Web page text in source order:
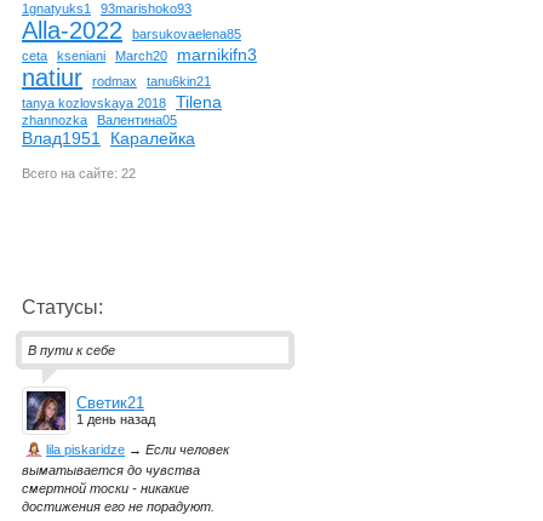
1gnatyuks1 93marishoko93
Alla-2022
barsukovaelena85
ceta
kseniani March20 marnikifn3
natiur rodmax
tanu6kin21
tanya kozlovskaya 2018
Tilena
zhannozka Валентина05
Влад1951 Каралейка
Всего на сайте: 22
Статусы:
В пути к себе
Светик21
1 день назад
lila piskaridze → Если человек
выматывается до чувства
смертной тоски - никакие
достижения его не порадуют.